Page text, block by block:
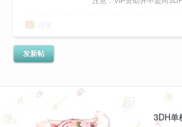
发新帖
3DH单